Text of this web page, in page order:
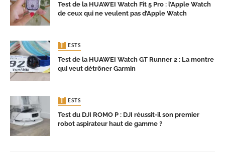
Test de la HUAWEI Watch Fit 5 Pro : l’Apple Watch
de ceux qui ne veulent pas d’Apple Watch
TESTS
Test de la HUAWEI Watch GT Runner 2 : La montre
qui veut détrôner Garmin
TESTS
Test du DJI ROMO P : DJI réussit-il son premier
robot aspirateur haut de gamme ?